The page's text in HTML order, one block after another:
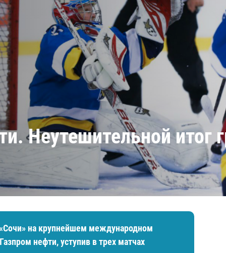
Салават Юлаев
Сибирь
Неутешительной итог
на крупнейшем международном
нефти, уступив в трех матчах